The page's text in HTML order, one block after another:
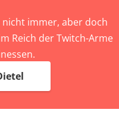
nicht immer, aber doch
Reich der Twitch-Arme